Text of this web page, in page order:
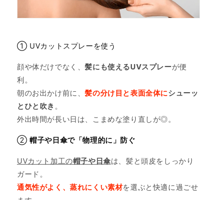
① UVカットスプレーを使う
顔や体だけでなく、髪にも使えるUVスプレーが便
利。
朝のお出かけ前に、髪の分け目と表面全体にシューッ
とひと吹き 。
外出時間が長い日は、こまめな塗り直しが◎。
②帽子や日傘で「物理的に」防ぐ
UVカット加工の帽子や日傘は、髪と頭皮をしっかり
ガード。
通気性がよく、蒸れにくい素材を選ぶと快適に過ごせ